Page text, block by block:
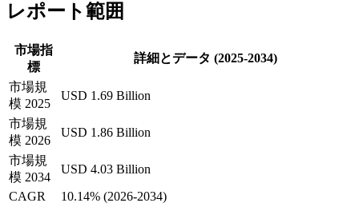
レポート範囲
市場指
標
詳細とデータ (2025-2034)
市場規
模 2025
USD 1.69 Billion
市場規
模 2026
USD 1.86 Billion
市場規
模 2034
USD 4.03 Billion
CAGR
10.14% (2026-2034)